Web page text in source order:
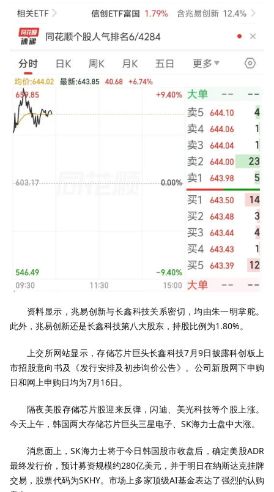
资料显示，兆易创新与长鑫科技关系密切，均由朱一明掌舵。
此外，兆易创新还是长鑫科技第八大股东，持股比例为1.80%。
上交所网站显示，存储芯片巨头长鑫科技7月9日披露科创板上
市招股意向书及《发行安排及初步询价公告》。公司新股网下申购
日和网上申购日均为7月16日。
隔夜美股存储芯片股迎来反弹，闪迪、美光科技等个股上涨。
今天上午，韩国两大存储芯片巨头三星电子、SK海力士盘中大涨。
消息面上，SK海力士将于今日韩国股市收盘后，确定美股ADR
最终发行价，预计募资规模约‌280亿美元‌，并于明日在纳斯达克挂牌
交易，股票代码为‌SKHY‌。市场上多家顶级AI基金表达了强烈的认购